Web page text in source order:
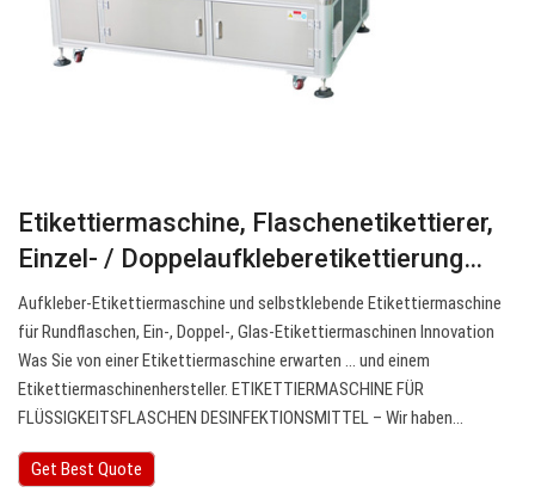
Etikettiermaschine, Flaschenetikettierer,
Einzel- / Doppelaufkleberetikettierung…
Aufkleber-Etikettiermaschine und selbstklebende Etikettiermaschine
für Rundflaschen, Ein-, Doppel-, Glas-Etikettiermaschinen Innovation
Was Sie von einer Etikettiermaschine erwarten ... und einem
Etikettiermaschinenhersteller. ETIKETTIERMASCHINE FÜR
FLÜSSIGKEITSFLASCHEN DESINFEKTIONSMITTEL – Wir haben…
Get Best Quote